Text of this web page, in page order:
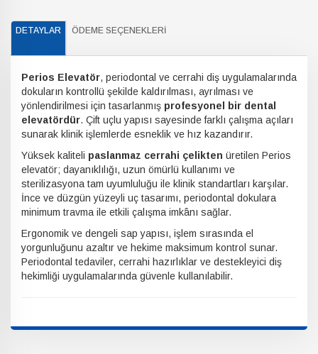
DETAYLAR ÖDEME SEÇENEKLERI
Perios Elevatör, periodontal ve cerrahi diş uygulamalarında
dokuların kontrollü şekilde kaldırılması, ayrılması ve
yönlendirilmesi için tasarlanmış profesyonel bir dental
elevatördür. Çift uçlu yapısı sayesinde farklı çalışma açıları
sunarak klinik işlemlerde esneklik ve hız kazandırır.
Yüksek kaliteli paslanmaz cerrahi çelikten üretilen Perios
elevatör; dayanıklılığı, uzun ömürlü kullanımı ve
sterilizasyona tam uyumluluğu ile klinik standartları karşılar.
İnce ve düzgün yüzeyli uç tasarımı, periodontal dokulara
minimum travma ile etkili çalışma imkânı sağlar.
Ergonomik ve dengeli sap yapısı, işlem sırasında el
yorgunluğunu azaltır ve hekime maksimum kontrol sunar.
Periodontal tedaviler, cerrahi hazırlıklar ve destekleyici diş
hekimliği uygulamalarında güvenle kullanılabilir.